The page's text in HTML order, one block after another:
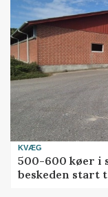
KVÆG
500-600 køer i
beskeden start